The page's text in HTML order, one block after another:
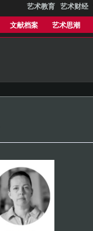
艺术教育 艺术财经
文献档案 艺术思潮